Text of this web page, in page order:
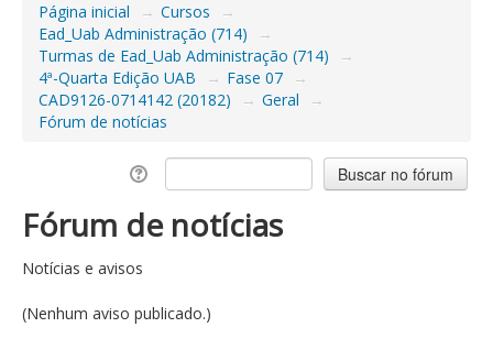
Página inicial → Cursos
→
Ead_Uab Administração (714)
→
Turmas de Ead_Uab Administração (714)
→
4ª-Quarta Edição UAB
→ Fase 07
→
CAD9126-0714142 (20182)
→ Geral
→
Fórum de notícias
Fórum de notícias
Notícias e avisos
(Nenhum aviso publicado.)